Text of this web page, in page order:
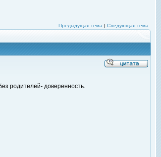
Предыдущая тема | Следующая тема
родителей- доверенность.